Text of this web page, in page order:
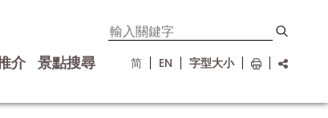
介 景點搜尋 简 EN 字型大小